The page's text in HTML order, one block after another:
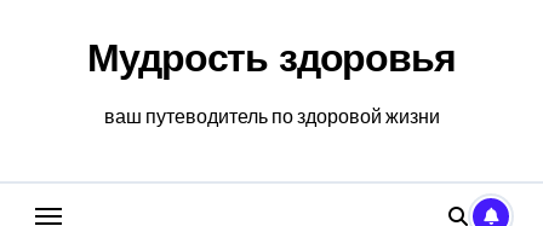
содержаниюМудрость здоровья
ваш путеводитель по здоровой жизни